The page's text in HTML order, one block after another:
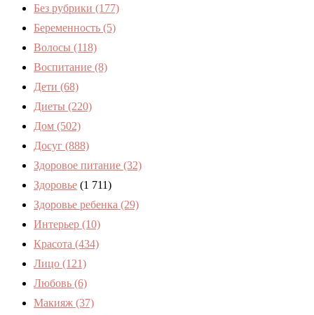
Без рубрики (177)
Беременность (5)
Волосы (118)
Воспитание (8)
Дети (68)
Диеты (220)
Дом (502)
Досуг (888)
Здоровое питание (32)
Здоровье (1 711)
Здоровье ребенка (29)
Интерьер (10)
Красота (434)
Лицо (121)
Любовь (6)
Макияж (37)